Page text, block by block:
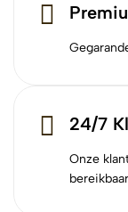
24/7
Onze